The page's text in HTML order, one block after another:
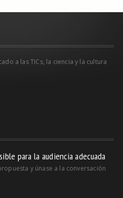
a las TICs, la ciencia y la cultura
para la audiencia adecuada
y únase a la conversación